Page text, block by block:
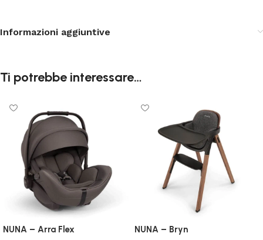
Informazioni aggiuntive
Ti potrebbe interessare…
NUNA – Arra Flex NUNA – Bryn